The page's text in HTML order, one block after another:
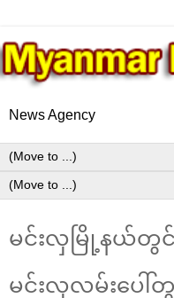
News Agency
မင်းလှမြို့နယ်တွ
မင်းလှလမ်းပေါ်တွ